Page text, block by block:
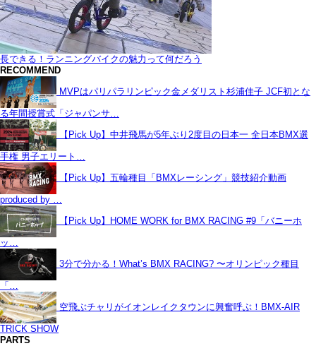
長できる！ランニングバイクの魅力って何だろう
RECOMMEND
MVPはパリパラリンピック金メダリスト杉浦佳子 JCF初とな
る年間授賞式「ジャパンサ…
【Pick Up】中井飛馬が5年ぶり2度目の日本一 全日本BMX選
手権 男子エリート…
【Pick Up】五輪種目「BMXレーシング」競技紹介動画
produced by …
【Pick Up】HOME WORK for BMX RACING #9「バニーホ
ッ…
3分で分かる！What’s BMX RACING? 〜オリンピック種目
「…
空飛ぶチャリがイオンレイクタウンに興奮呼ぶ！BMX-AIR
TRICK SHOW
PARTS